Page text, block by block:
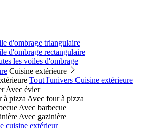
d'ombrage triangulaire
d'ombrage rectangulaire
les voiles d'ombrage
Cuisine extérieure
Tout l'univers Cuisine extérieure
Avec évier
à pizza Avec four à pizza
Avec barbecue
Avec gazinière
cuisine extérieur